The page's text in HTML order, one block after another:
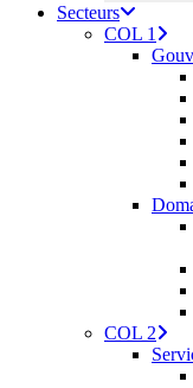
Secteurs
COL 1
COL 2